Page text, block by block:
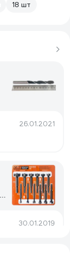
18 шт
26.01.2021
30.01.2019